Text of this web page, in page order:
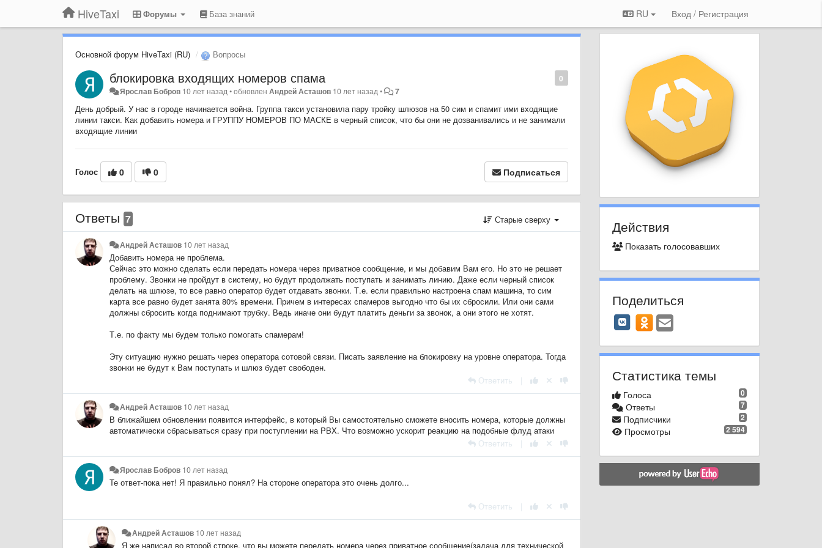
HiveTaxi Форумы База знаний RU Вход / Регистрация
Основной форум HiveTaxi (RU) Вопросы
0
блокировка входящих номеров спама
Ярослав Бобров 10 лет назад •обновленАндрей Асташов 10 лет назад • 7
День добрый. У нас в городе начинается война. Группа такси установила пару тройку шлюзов на 50 сим и спамит ими входящие
линии такси. Как добавить номера и ГРУППУ НОМЕРОВ ПО МАСКЕ в черный список, что бы они не дозванивались и не занимали
входящие линии
Голос 0 0 Подписаться
Ответы 7 Старые сверху
Андрей Асташов 10 лет назад
Добавить номера не проблема.
Сейчас это можно сделать если передать номера через приватное сообщение, и мы добавим Вам его. Но это не решает
проблему. Звонки не пройдут в систему, но будут продолжать поступать и занимать линию. Даже если черный список
делать на шлюзе, то все равно оператор будет отдавать звонки. Т.е. если правильно настроена спам машина, то сим
карта все равно будет занята 80% времени. Причем в интересах спамеров выгодно что бы их сбросили. Или они сами
должны сбросить когда поднимают трубку. Ведь иначе они будут платить деньги за звонок, а они этого не хотят.
Т.е. по факту мы будем только помогать спамерам!
Эту ситуацию нужно решать через оператора сотовой связи. Писать заявление на блокировку на уровне оператора. Тогда
звонки не будут к Вам поступать и шлюз будет свободен.
Ответить
Андрей Асташов 10 лет назад
В ближайшем обновлении появится интерфейс, в который Вы самостоятельно сможете вносить номера, которые должны
автоматически сбрасываться сразу при поступлении на PBX. Что возможно ускорит реакцию на подобные флуд атаки
Ответить
Ярослав Бобров 10 лет назад
Те ответ-пока нет! Я правильно понял? На стороне оператора это очень долго...
Ответить
Андрей Асташов 10 лет назад
Я же написал во второй строке, что вы можете передать номера через приватное сообщение(задача для технической
Действия
Показать голосовавших
Поделиться
Статистика темы
0
Голоса
7
Ответы
2
Подписчики
2 594
Просмотры